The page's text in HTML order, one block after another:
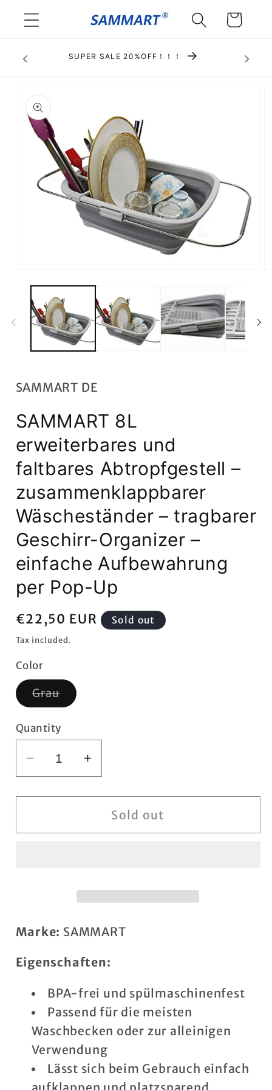
Skip to
content
Cart
SUPER SALE 20%OFF！！！
product
information
modal
SAMMART DE
SAMMART 8L
erweiterbares und
faltbares Abtropfgestell –
zusammenklappbarer
Wäscheständer – tragbarer
Geschirr-Organizer –
einfache Aufbewahrung
per Pop-Up
Regular
price
€22,50 EUR Sold out
Tax included.
Color
GrauVariant
sold
or
unavailable
Quantity
Decrease
quantity
for
8L
zusammenklappbarer
–
Geschirr-
Organizer
–
einfache
Aufbewahrung
per
Increase
quantity
for
SAMMART
8L
zusammenklappbarer
–
Geschirr-
Organizer
–
einfache
Aufbewahrung
per
Sold out
Marke: SAMMART
Eigenschaften:
BPA-frei und spülmaschinenfest
Passend für die meisten
Waschbecken oder zur alleinigen
Verwendung
Lässt sich beim Gebrauch einfach